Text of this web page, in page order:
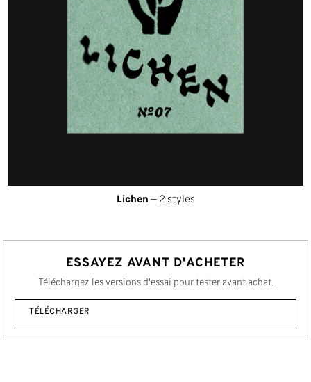
Lichen — 2 styles
ESSAYEZ AVANT D'ACHETER
Téléchargez les versions d'essai pour tester avant achat.
TÉLÉCHARGER